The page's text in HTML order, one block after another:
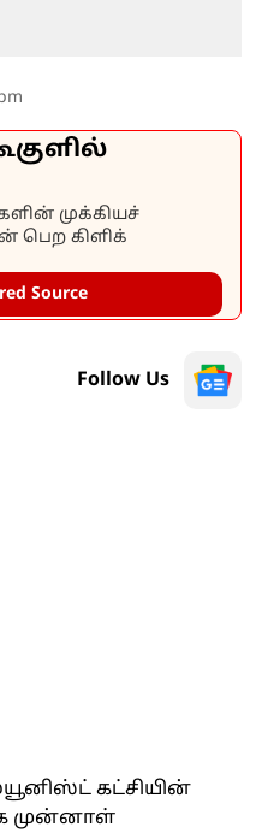
முக்கியச்
பெற கிளிக்
Source
Follow Us
கட்சியின்
முன்னாள்